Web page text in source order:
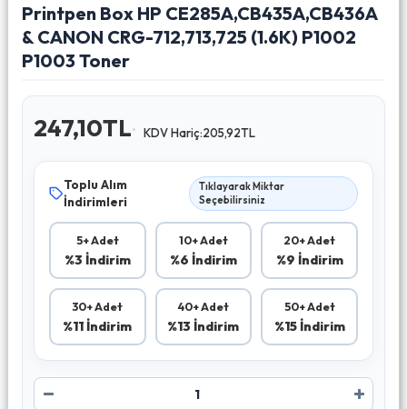
Printpen Box HP CE285A,CB435A,CB436A
& CANON CRG-712,713,725 (1.6K) P1002
P1003 Toner
247,10TL KDV Hariç:205,92TL
Toplu Alım
İndirimleri
Tıklayarak Miktar
Seçebilirsiniz
5+ Adet
%3 İndirim
10+ Adet
%6 İndirim
20+ Adet
%9 İndirim
30+ Adet
%11 İndirim
40+ Adet
%13 İndirim
50+ Adet
%15 İndirim